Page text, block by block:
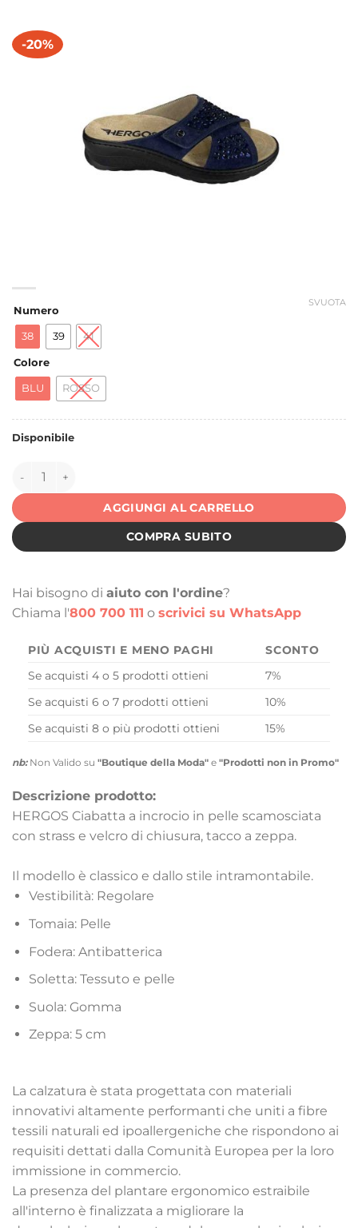
-20%
Numero
38 39 41
Colore
BLU ROSSO
SVUOTA
Disponibile
147674 quantità
AGGIUNGI AL CARRELLO
COMPRA SUBITO
Hai bisogno di aiuto con l'ordine?
Chiama l'800 700 111 o scrivici su WhatsApp
PIÙ ACQUISTI E MENO PAGHI
SCONTO
Se acquisti 4 o 5 prodotti ottieni
7%
Se acquisti 6 o 7 prodotti ottieni
10%
Se acquisti 8 o più prodotti ottieni
15%
nb:Non Valido su "Boutique della Moda" e "Prodotti non in Promo"
Descrizione prodotto:
HERGOS Ciabatta a incrocio in pelle scamosciata
con strass e velcro di chiusura, tacco a zeppa.
Il modello è classico e dallo stile intramontabile.
Vestibilità: Regolare
Tomaia: Pelle
Fodera: Antibatterica
Soletta: Tessuto e pelle
Suola: Gomma
Zeppa: 5 cm
La calzatura è stata progettata con materiali
innovativi altamente performanti che uniti a fibre
tessili naturali ed ipoallergeniche che rispondono ai
requisiti dettati dalla Comunità Europea per la loro
immissione in commercio.
La presenza del plantare ergonomico estraibile
all'interno è finalizzata a migliorare la